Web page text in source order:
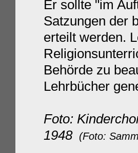
Er sollte "im
Satzungen der
erteilt werden.
Behörde zu
Lehrbücher
Foto:
1948 (Foto: